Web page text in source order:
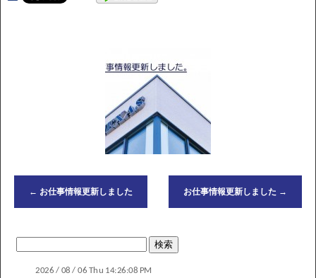
← お仕事情報更新しました お仕事情報更新しました →